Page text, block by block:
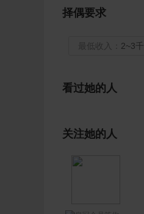
择偶要求
最低收入： 2~3千
看过她的人
关注她的人